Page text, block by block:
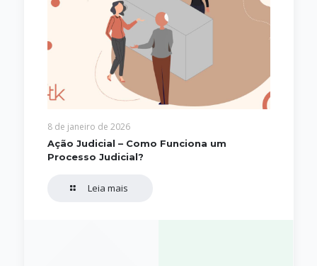
8 de janeiro de 2026
Ação Judicial – Como Funciona um
Processo Judicial?
Leia mais